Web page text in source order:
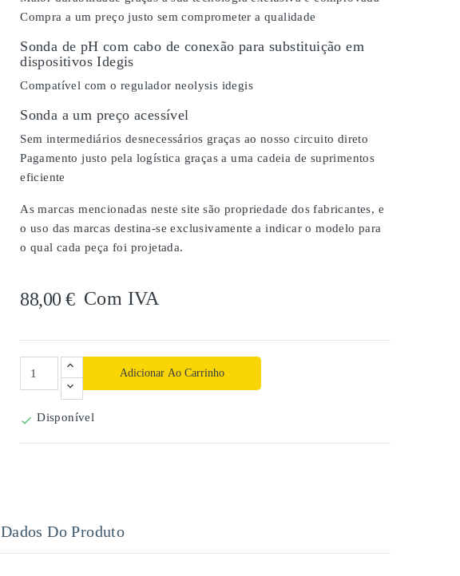
Compra a um preço justo sem comprometer a qualidade
Sonda de pH com cabo de conexão para substituição em
dispositivos Idegis
Compatível com o regulador neolysis idegis
Sonda a um preço acessível
Sem intermediários desnecessários graças ao nosso circuito direto
Pagamento justo pela logística graças a uma cadeia de suprimentos
eficiente
As marcas mencionadas neste site são propriedade dos fabricantes, e
o uso das marcas destina-se exclusivamente a indicar o modelo para
o qual cada peça foi projetada.
88,00 € Com IVA
Adicionar Ao Carrinho
 Disponível
Dados Do Produto